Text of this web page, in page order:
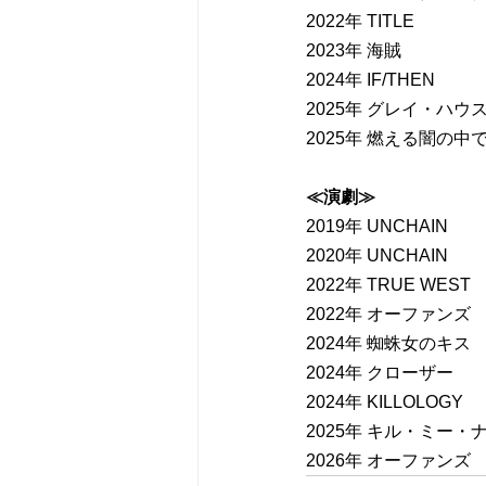
2022年 TITLE
2023年 海賊
2024年 IF/THEN
2025年 グレイ・ハウス
2025年 燃える闇の中
≪演劇≫
2019年 UNCHAIN
2020年 UNCHAIN
2022年 TRUE WEST
2022年 オーファンズ
2024年 蜘蛛女のキス
2024年 クローザー
2024年 KILLOLOGY
2025年 キル・ミー・
2026年 オーファンズ